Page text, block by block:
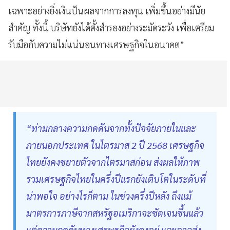
เฉพาะอย่างยิ่งเงินปันผลจากการลงทุน เพิ่มขึ้นอย่างมีนัย
สำคัญ ทั้งนี้ บริษัทยังได้ตั้งสำรองอย่างระมัดระวัง เพื่อเตรียม
รับมือกับความไม่แน่นอนทางเศรษฐกิจในอนาคต”
“ท่ามกลางความกดดันจากทั้งปัจจัยภายในและ
ภายนอกประเทศ ในไตรมาส 2 ปี 2568 เศรษฐกิจ
ไทยยังคงขยายตัวจากไตรมาสก่อน ส่งผลให้ภาพ
รวมเศรษฐกิจไทยในครึ่งปีแรกยังเติบโตในระดับที่
น่าพอใจ อย่างไรก็ตาม ในช่วงครึ่งปีหลัง ถึงแม้
มาตรการภาษีจากสหรัฐอเมริกาจะชัดเจนขึ้นแล้ว